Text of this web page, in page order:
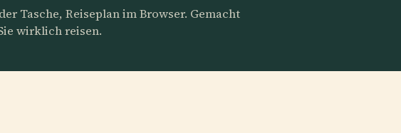
Tasche, Reiseplan im Browser. Gemacht
wirklich reisen.